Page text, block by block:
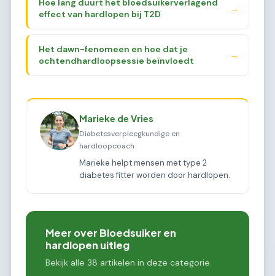
Hoe lang duurt het bloedsuikerverlagend
effect van hardlopen bij T2D
→
Het dawn-fenomeen en hoe dat je
ochtendhardloopsessie beïnvloedt
→
Marieke de Vries
Diabetesverpleegkundige en
hardloopcoach
Marieke helpt mensen met type 2
diabetes fitter worden door hardlopen.
Meer over Bloedsuiker en
hardlopen uitleg
Bekijk alle 38 artikelen in deze categorie.